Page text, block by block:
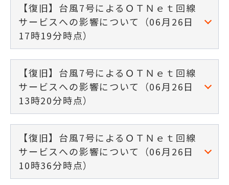
【復旧】台風7号によるＯＴＮｅｔ回線
サービスへの影響について（06月26日
17時19分時点）
【復旧】台風7号によるＯＴＮｅｔ回線
サービスへの影響について（06月26日
13時20分時点）
【復旧】台風7号によるＯＴＮｅｔ回線
サービスへの影響について（06月26日
10時36分時点）